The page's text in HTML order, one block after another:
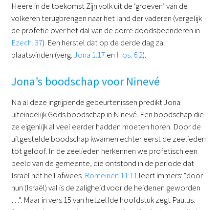
Heere in de toekomst Zijn volk uit de ‘groeven’ van de
volkeren terugbrengen naar het land der vaderen (vergelijk
de profetie over het dal van de dorre doodsbeenderen in
Ezech. 37). Een herstel dat op de derde dag zal
plaatsvinden (verg.Jona 1:17 en Hos. 6:2).
Jona’s boodschap voor Ninevé
Na al deze ingrijpende gebeurtenissen predikt Jona
uiteindelijk Gods boodschap in Ninevé. Een boodschap die
ze eigenlijk al veel eerder hadden moeten horen. Door de
uitgestelde boodschap kwamen echter eerst de zeelieden
tot geloof. In de zeelieden herkennen we profetisch een
beeld van de gemeente, die ontstond in de periode dat
Israël het heil afwees. Romeinen 11:11leert immers: “door
hun (Israël) val is de zaligheid voor de heidenen geworden
…”. Maar in vers 15 van hetzelfde hoofdstuk zegt Paulus: